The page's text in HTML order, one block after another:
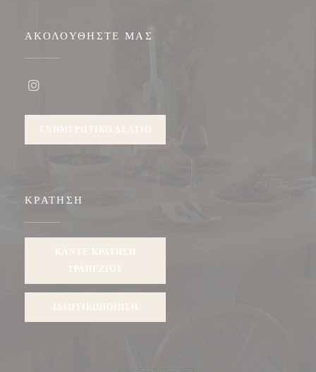
ΑΚΟΛΟΥΘΉΣΤΕ ΜΑΣ
ΕΝΗΜΕΡΩΤΙΚΌ ΔΕΛΤΊΟ
ΚΡΆΤΗΣΗ
ΚΆΝΤΕ ΚΡΆΤΗΣΗ
ΤΡΑΠΕΖΙΟΎ
ΙΔΙΩΤΙΚΟΠΟΊΗΣΗ